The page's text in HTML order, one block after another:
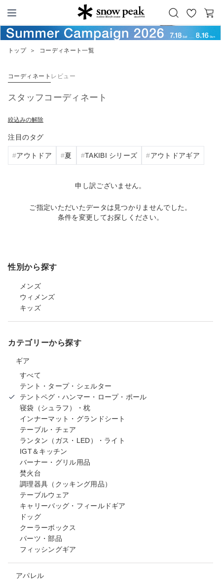
Snow Peak
お
気
カ
ー
トップ ＞ コーディネート一覧
コーディネート レビュー
スタッフコーディネート
絞込みの解除
注目のタグ
アウトドア 夏 TAKIBI シリーズ アウトドアギア
申し訳ございません。
ご指定いただいたデータは見つかりませんでした。
条件を変更してお探しください。
性別から探す
メンズ
ウィメンズ
キッズ
カテゴリーから探す
ギア
すべて
テント・タープ・シェルター
テントペグ・ハンマー・ロープ・ポール
寝袋（シュラフ）・枕
インナーマット・グランドシート
テーブル・チェア
ランタン（ガス・LED）・ライト
IGT＆キッチン
バーナー・グリル用品
焚火台
調理器具（クッキング用品）
テーブルウェア
キャリーバッグ・フィールドギア
ドッグ
クーラーボックス
パーツ・部品
フィッシングギア
アパレル